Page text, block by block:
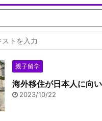
親子留学
海外移住が日本人に向
2023/10/22